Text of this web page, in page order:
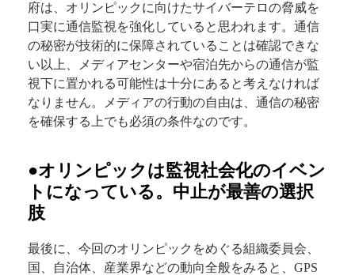
府は、オリンピックに向けたサイバーテロの脅威を
口実に通信監視を強化していると思われます。通信
の秘密が技術的に保障されていることは確認できな
い以上、メディアセンターや宿泊先からの通信が監
視下に置かれる可能性は十分にあると考えなければ
なりません。メディアの行動の自由は、通信の秘密
を確保する上でも必須の条件なのです。
●オリンピックは監視社会化のイベン
トになっている。中止が最善の選択
肢
最後に、今回のオリンピックをめぐる組織委員会、
国、自治体、産業界などの動向全般をみると、GPS